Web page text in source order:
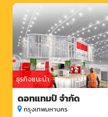
ธุรกิจแนะนำ
ดอทแทมป์ จำกัด
กรุงเทพมหานคร